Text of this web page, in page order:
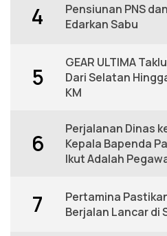
4
Pensiunan PNS
Edarkan Sabu
5
GEAR ULTIMA
Dari Selatan
KM
6
Perjalanan Dinas
Kepala Bapenda
Ikut Adalah
7
Pertamina
Berjalan Lancar di